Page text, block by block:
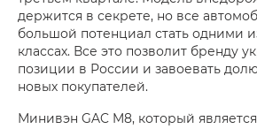
держится в секрете, но все
большой потенциал стать одними
классах. Все это позволит бренду
позиции в России и завоевать
новых покупателей.
Минивэн GAC M8, который